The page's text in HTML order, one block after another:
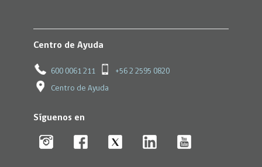
Centro de Ayuda
600 0061 211 +56 2 2595 0820
Centro de Ayuda
Síguenos en